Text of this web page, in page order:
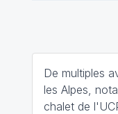
De multiples
les Alpes,
chalet de